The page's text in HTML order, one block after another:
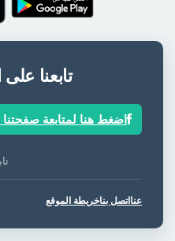
تابعنا
اضغط هنا لمتابعة
عنا اتصل بناخريطة الموقع